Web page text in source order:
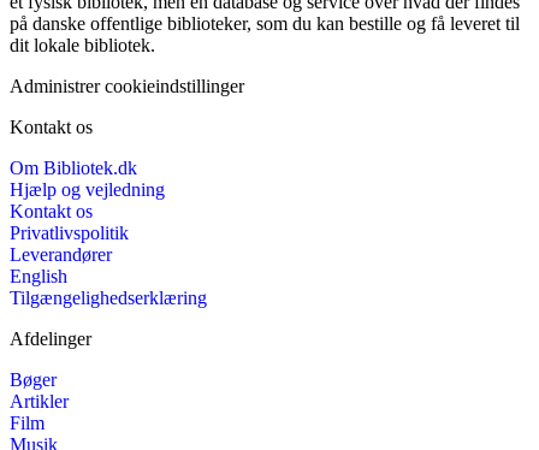
på danske offentlige biblioteker, som du kan bestille og få leveret til
dit lokale bibliotek.
Administrer cookieindstillinger
Kontakt os
Om Bibliotek.dk
Hjælp og vejledning
Kontakt os
Privatlivspolitik
Leverandører
English
Tilgængelighedserklæring
Afdelinger
Bøger
Artikler
Film
Musik